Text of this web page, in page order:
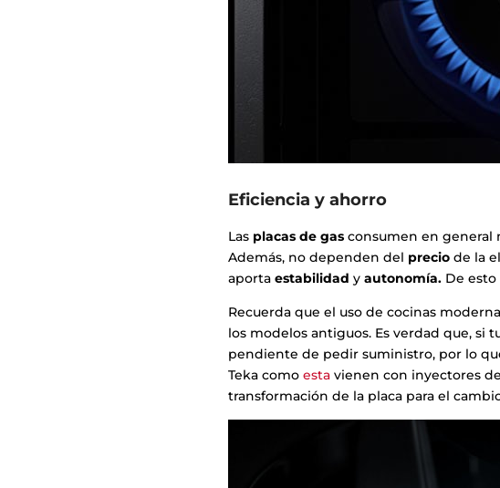
Eficiencia y ahorro
Las placas de gas consumen en general
Además, no dependen del precio de la
aportaestabilidad yautonomía. De
Recuerda que el uso de cocinas
los modelos antiguos. Es verdad que, si
pendiente de pedir suministro, por lo
Teka comoesta vienen con inyectores
transformación de la placa para el